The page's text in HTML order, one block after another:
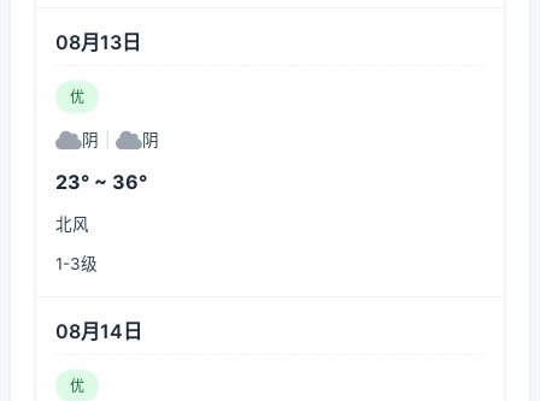
08月13日
优
阴 阴
23° ~ 36°
北风
1-3级
08月14日
优